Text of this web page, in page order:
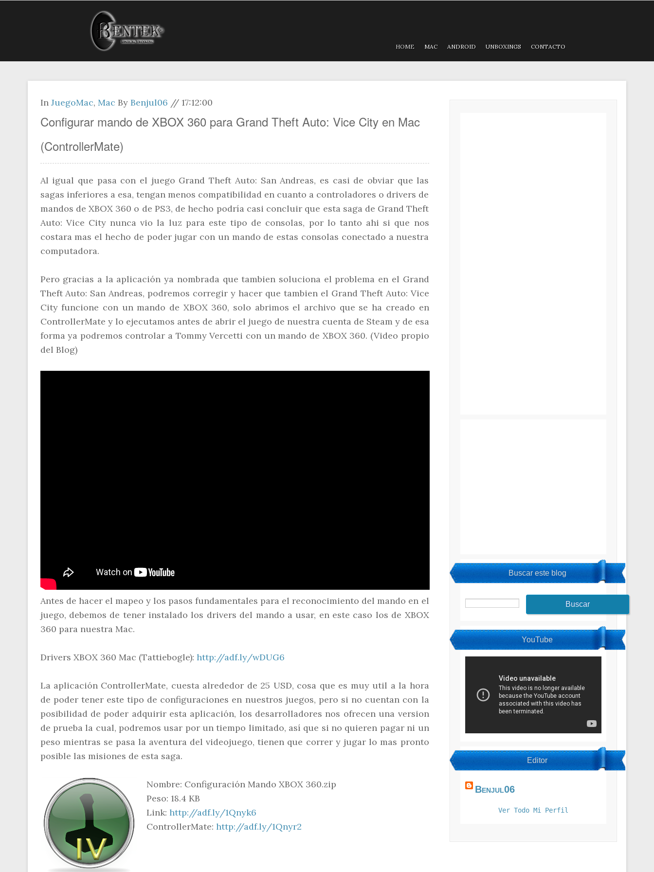
HOME MAC ANDROID UNBOXINGS CONTACTO
In JuegoMac, Mac By Benjul06 // 17:12:00
Configurar mando de XBOX 360 para Grand Theft Auto: Vice City en Mac
(ControllerMate)
Al igual que pasa con el juego Grand Theft Auto: San Andreas, es casi de obviar que las
sagas inferiores a esa, tengan menos compatibilidad en cuanto a controladores o drivers de
mandos de XBOX 360 o de PS3, de hecho podría casi concluir que esta saga de Grand Theft
Auto: Vice City nunca vio la luz para este tipo de consolas, por lo tanto ahi si que nos
costara mas el hecho de poder jugar con un mando de estas consolas conectado a nuestra
computadora.
Pero gracias a la aplicación ya nombrada que tambien soluciona el problema en el Grand
Theft Auto: San Andreas, podremos corregir y hacer que tambien el Grand Theft Auto: Vice
City funcione con un mando de XBOX 360, solo abrimos el archivo que se ha creado en
ControllerMate y lo ejecutamos antes de abrir el juego de nuestra cuenta de Steam y de esa
forma ya podremos controlar a Tommy Vercetti con un mando de XBOX 360. (Video propio
del Blog)
Antes de hacer el mapeo y los pasos fundamentales para el reconocimiento del mando en el
juego, debemos de tener instalado los drivers del mando a usar, en este caso los de XBOX
360 para nuestra Mac.
Drivers XBOX 360 Mac (Tattiebogle): http://adf.ly/wDUG6
La aplicación ControllerMate, cuesta alrededor de 25 USD, cosa que es muy util a la hora
de poder tener este tipo de configuraciones en nuestros juegos, pero si no cuentan con la
posibilidad de poder adquirir esta aplicación, los desarrolladores nos ofrecen una version
de prueba la cual, podremos usar por un tiempo limitado, así que si no quieren pagar ni un
peso mientras se pasa la aventura del videojuego, tienen que correr y jugar lo mas pronto
posible las misiones de esta saga.
Nombre: Configuración Mando XBOX 360.zip
Peso: 18.4 KB
Link: http://adf.ly/1Qnyk6
ControllerMate: http://adf.ly/1Qnyr2
Buscar este blog
YouTube
Editor
Benjul06
Ver Todo Mi Perfil